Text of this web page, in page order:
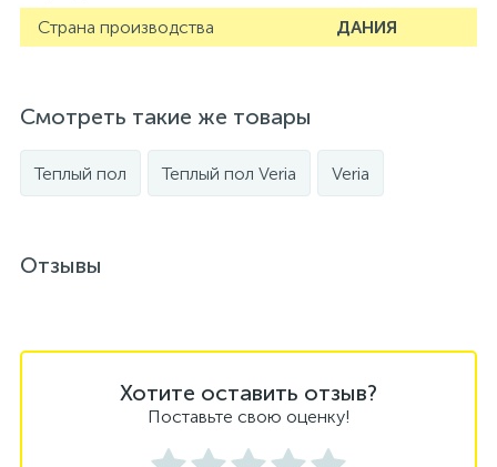
Страна производства
ДАНИЯ
Смотреть такие же товары
Теплый пол Теплый пол Veria Veria
Отзывы
Хотите оставить отзыв?
Поставьте свою оценку!